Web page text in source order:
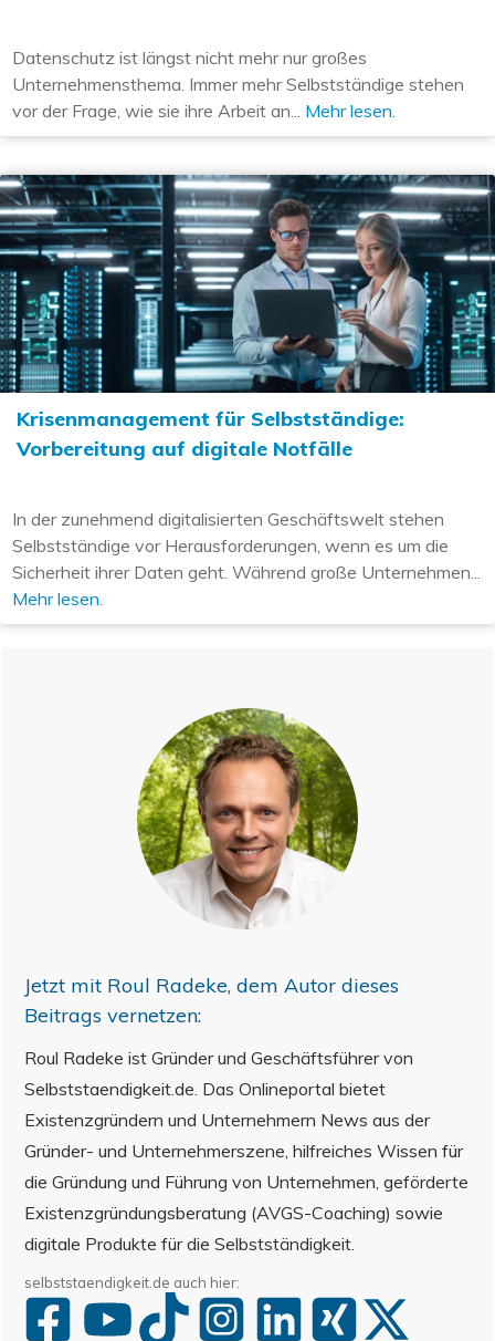
Datenschutz ist längst nicht mehr nur großes
Unternehmensthema. Immer mehr Selbstständige stehen
vor der Frage, wie sie ihre Arbeit an... Mehr lesen.
Krisenmanagement für Selbstständige:
Vorbereitung auf digitale Notfälle
In der zunehmend digitalisierten Geschäftswelt stehen
Selbstständige vor Herausforderungen, wenn es um die
Sicherheit ihrer Daten geht. Während große Unternehmen...
Mehr lesen.
Jetzt mit Roul Radeke, dem Autor dieses
Beitrags vernetzen:
Roul Radeke ist Gründer und Geschäftsführer von
Selbststaendigkeit.de. Das Onlineportal bietet
Existenzgründern und Unternehmern News aus der
Gründer- und Unternehmerszene, hilfreiches Wissen für
die Gründung und Führung von Unternehmen, geförderte
Existenzgründungsberatung (AVGS-Coaching) sowie
digitale Produkte für die Selbstständigkeit.
selbststaendigkeit.de auch hier: